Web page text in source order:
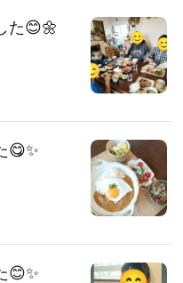
た😊🌼
😋✨
😊✨
g
a
t
i
o
n